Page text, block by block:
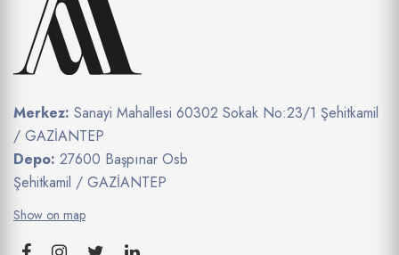
Merkez: Sanayi Mahallesi 60302 Sokak No:23/1 Şehitkamil
/ GAZİANTEP
Depo: 27600 Başpınar Osb
Şehitkamil / GAZİANTEP
Show on map